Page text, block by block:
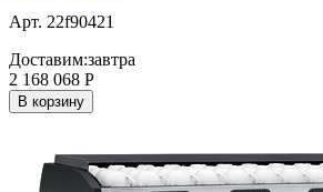
Арт. 22f90421
Доставим:завтра
2 168 068 Р
В корзину